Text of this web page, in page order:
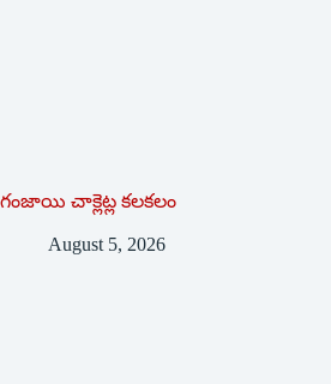
గంజాయి చాక్లెట్ల కలకలం
August 5, 2026